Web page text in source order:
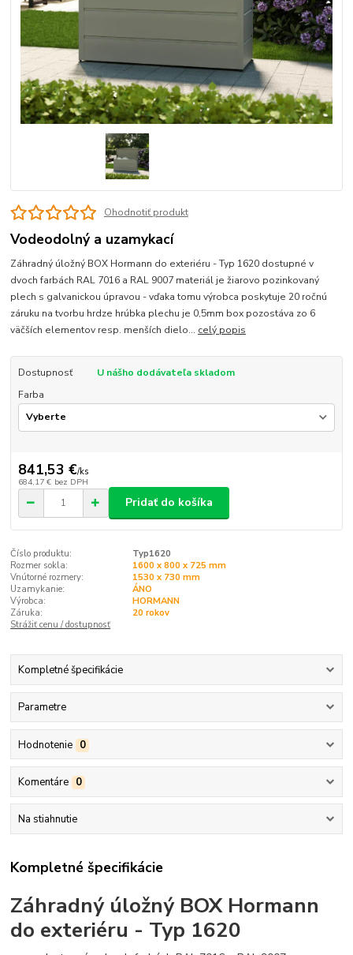
Ohodnotiť produkt
Vodeodolný a uzamykací
Záhradný úložný BOX Hormann do exteriéru - Typ 1620 dostupné v
dvoch farbách RAL 7016 a RAL 9007 materiál je žiarovo pozinkovaný
plech s galvanickou úpravou - vďaka tomu výrobca poskytuje 20 ročnú
záruku na tvorbu hrdze hrúbka plechu je 0,5mm box pozostáva zo 6
väčších elementov resp. menších dielo... celý popis
Dostupnosť
U nášho dodávateľa skladom
Farba
841,53 €/ks
684,17 € bez DPH
Pridať do košíka
Číslo produktu:
Typ1620
Rozmer sokla:
1600 x 800 x 725 mm
Vnútorné rozmery:
1530 x 730 mm
Uzamykanie:
ÁNO
Výrobca:
HORMANN
Záruka:
20 rokov
Strážiť cenu / dostupnosť
Kompletné špecifikácie
Parametre
Hodnotenie 0
Komentáre 0
Na stiahnutie
Kompletné špecifikácie
Záhradný úložný BOX Hormann
do exteriéru - Typ 1620